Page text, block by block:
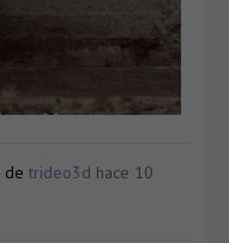
de trideo3d hace 10